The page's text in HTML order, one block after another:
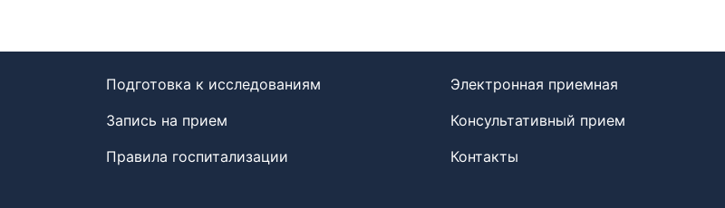
Подготовка к исследованиям
Запись на прием
Правила госпитализации
Электронная приемная
Консультативный прием
Контакты